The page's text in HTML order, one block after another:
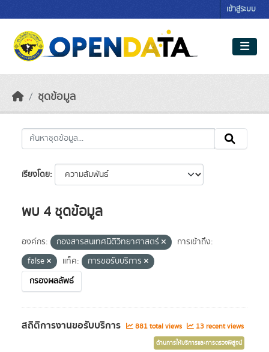
เข้าสู่ระบบ
ชุดข้อมูล
เรียงโดย
พบ 4 ชุดข้อมูล
องค์กร: กองสารสนเทศนิติวิทยาศาสตร์
การเข้าถึง:
false
แท็ค:
การขอรับบริการ
กรองผลลัพธ์
สถิติการงานขอรับบริการ 881 total views 13 recent views
ด้านการให้บริการและการตรวจพิสูจน์